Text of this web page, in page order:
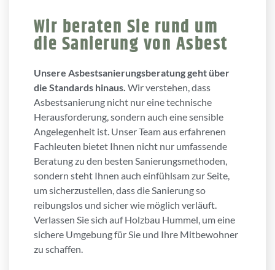
Wir beraten Sie rund um
die Sanierung von Asbest
Unsere Asbestsanierungsberatung geht über
die Standards hinaus. Wir verstehen, dass
Asbestsanierung nicht nur eine technische
Herausforderung, sondern auch eine sensible
Angelegenheit ist. Unser Team aus erfahrenen
Fachleuten bietet Ihnen nicht nur umfassende
Beratung zu den besten Sanierungsmethoden,
sondern steht Ihnen auch einfühlsam zur Seite,
um sicherzustellen, dass die Sanierung so
reibungslos und sicher wie möglich verläuft.
Verlassen Sie sich auf Holzbau Hummel, um eine
sichere Umgebung für Sie und Ihre Mitbewohner
zu schaffen.